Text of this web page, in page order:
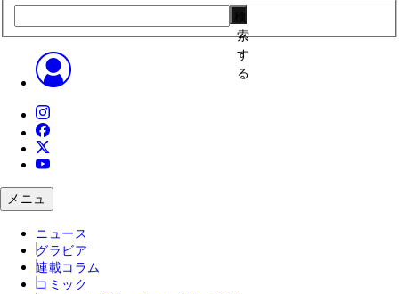
索
す
る
メニュ
ニュース
グラビア
連載コラム
コミック